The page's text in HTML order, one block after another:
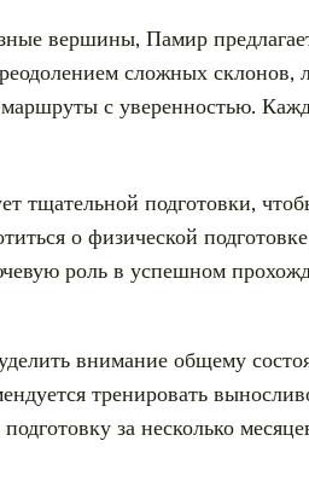
вершины, Памир
сложных
с уверенностью.
тщательной подготовки,
о физической
роль в успешном
внимание общему
тренировать
за несколько